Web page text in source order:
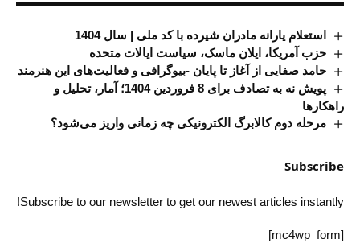
استعلام یارانه مادران شیرده با کد ملی | سال 1404
حزب آمریکا، ایلان ماسک، سیاست ایالات متحده
حامد صفایی از آغاز تا پایان -بیوگرافی و فعالیت‌های این هنرمند
پویش نه به تصادف برای 8 فروردین 1404؛ آمار، تحلیل و
راهکارها
مرحله دوم کالابرگ الکترونیکی چه زمانی واریز می‌شود؟
Subscribe
Subscribe to our newsletter to get our newest articles instantly!
[mc4wp_form]